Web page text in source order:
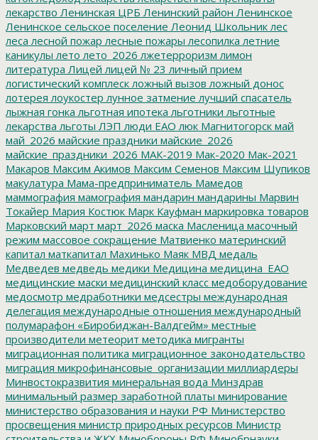
лекарство Ленинская ЦРБ Ленинский район Ленинское
Ленинское сельское поселение Леонид Школьник лес
леса лесной пожар лесные пожары лесопилка летние
каникулы лето лето_2026 лжетерроризм лимон
литература Лицей лицей № 23 личный прием
логистический комплеск ложный вызов ложный донос
лотерея лоукостер лунное затмение лучший спасатель
лыжная гонка льготная ипотека льготники льготные
лекарства льготы ЛЭП люди ЕАО люк Магнитогорск май
май_2026 майские праздники майские_2026
майские_праздники_2026 МАК-2019 Мак-2020 Мак-2021
Макаров Максим Акимов Максим Семенов Максим Шупиков
макулатура Мама-предприниматель Мамедов
маммография мамография мандарин мандарины Марвин
Токайер Мария Костюк Марк Кауфман маркировка товаров
Марковский март март_2026 маска Масленица масочный
режим массовое сокращение Матвиенко материнский
капитал маткапитал Махинько Маяк МВД медаль
Медведев медведь медики Медицина медицина_ЕАО
медицинские маски медицинский класс медоборудование
медосмотр медработники медсестры международная
делегация международные отношения международный
полумарафон «Биробиджан-Валдгейм» местные
производители метеорит методика мигранты
миграционная политика миграционное законодательство
миграция микрофинансовые_организации миллиардеры
Минвостокразвития минеральная вода Минздрав
минимальный размер заработной платы минирование
министерство образования и науки РФ Министерство
просвещения министр природных ресурсов Министр